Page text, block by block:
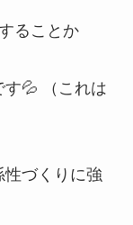
ることか
💦 （これは
づくりに強